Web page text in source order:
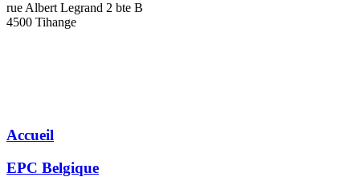
rue Albert Legrand 2 bte B
4500 Tihange
Accueil
EPC Belgique